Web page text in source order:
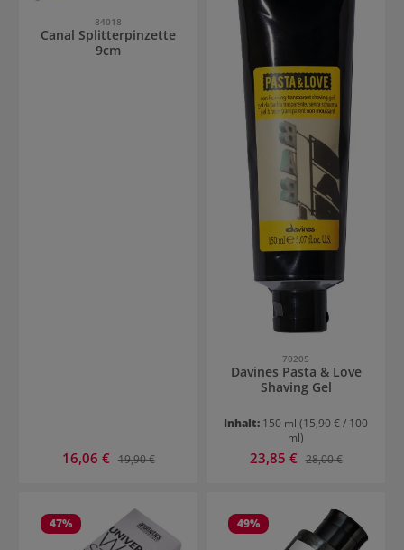
84018
Canal Splitterpinzette
9cm
Verkaufspreis:
16,06 € Regulärer Preis:
19,90 €
70205
Davines Pasta & Love
Shaving Gel
Inhalt: 150 ml (15,90 € / 100
ml)
Verkaufspreis:
23,85 € Regulärer Preis:
28,00 €
47% 49%